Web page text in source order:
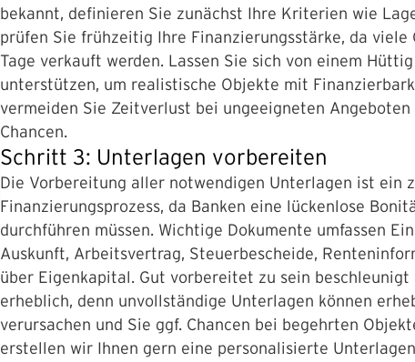
bekannt, definieren Sie zunächst Ihre Kriterien wie
prüfen Sie frühzeitig Ihre Finanzierungsstärke, da
Tage verkauft werden. Lassen Sie sich von einem
unterstützen, um realistische Objekte mit
vermeiden Sie Zeitverlust bei ungeeigneten
Chancen.
Schritt 3: Unterlagen vorbereiten
Die Vorbereitung aller notwendigen Unterlagen ist ein
Finanzierungsprozess, da Banken eine lückenlose
durchführen müssen. Wichtige Dokumente umfassen
Auskunft, Arbeitsvertrag, Steuerbescheide,
über Eigenkapital. Gut vorbereitet zu sein
erheblich, denn unvollständige Unterlagen können
verursachen und Sie ggf. Chancen bei begehrten
erstellen wir Ihnen gern eine personalisierte